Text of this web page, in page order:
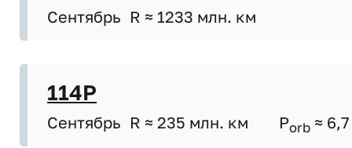
Сентябрь R ≈ 1233 млн. км
114P
Сентябрь R ≈ 235 млн. км Porb ≈ 6,7